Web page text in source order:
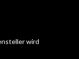
wird